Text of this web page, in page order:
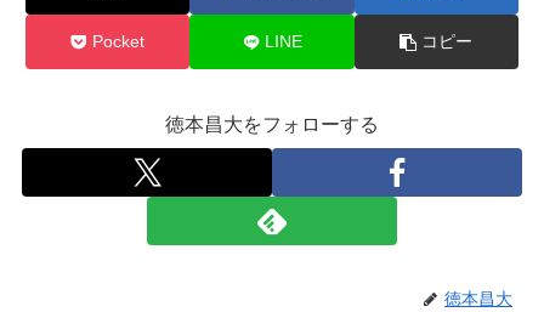
Pocket LINE コピー
徳本昌大をフォローする
徳本昌大